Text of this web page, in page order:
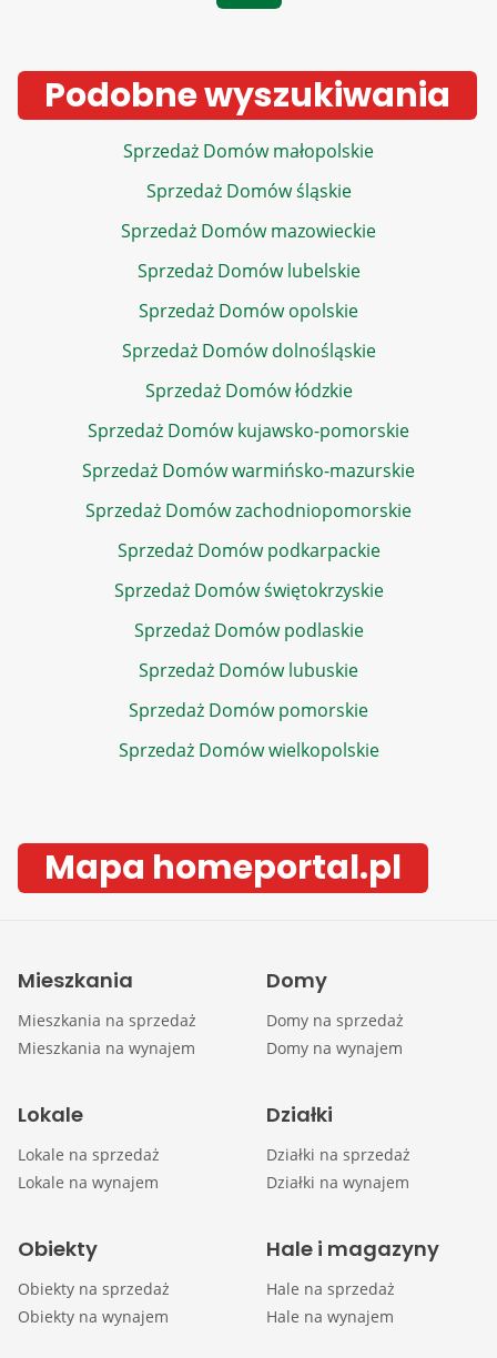
Podobne wyszukiwania
Sprzedaż Domów małopolskie
Sprzedaż Domów śląskie
Sprzedaż Domów mazowieckie
Sprzedaż Domów lubelskie
Sprzedaż Domów opolskie
Sprzedaż Domów dolnośląskie
Sprzedaż Domów łódzkie
Sprzedaż Domów kujawsko-pomorskie
Sprzedaż Domów warmińsko-mazurskie
Sprzedaż Domów zachodniopomorskie
Sprzedaż Domów podkarpackie
Sprzedaż Domów świętokrzyskie
Sprzedaż Domów podlaskie
Sprzedaż Domów lubuskie
Sprzedaż Domów pomorskie
Sprzedaż Domów wielkopolskie
Mapa homeportal.pl
Mieszkania
Mieszkania na sprzedaż
Mieszkania na wynajem
Domy
Domy na sprzedaż
Domy na wynajem
Lokale
Lokale na sprzedaż
Lokale na wynajem
Działki
Działki na sprzedaż
Działki na wynajem
Obiekty
Obiekty na sprzedaż
Obiekty na wynajem
Hale i magazyny
Hale na sprzedaż
Hale na wynajem